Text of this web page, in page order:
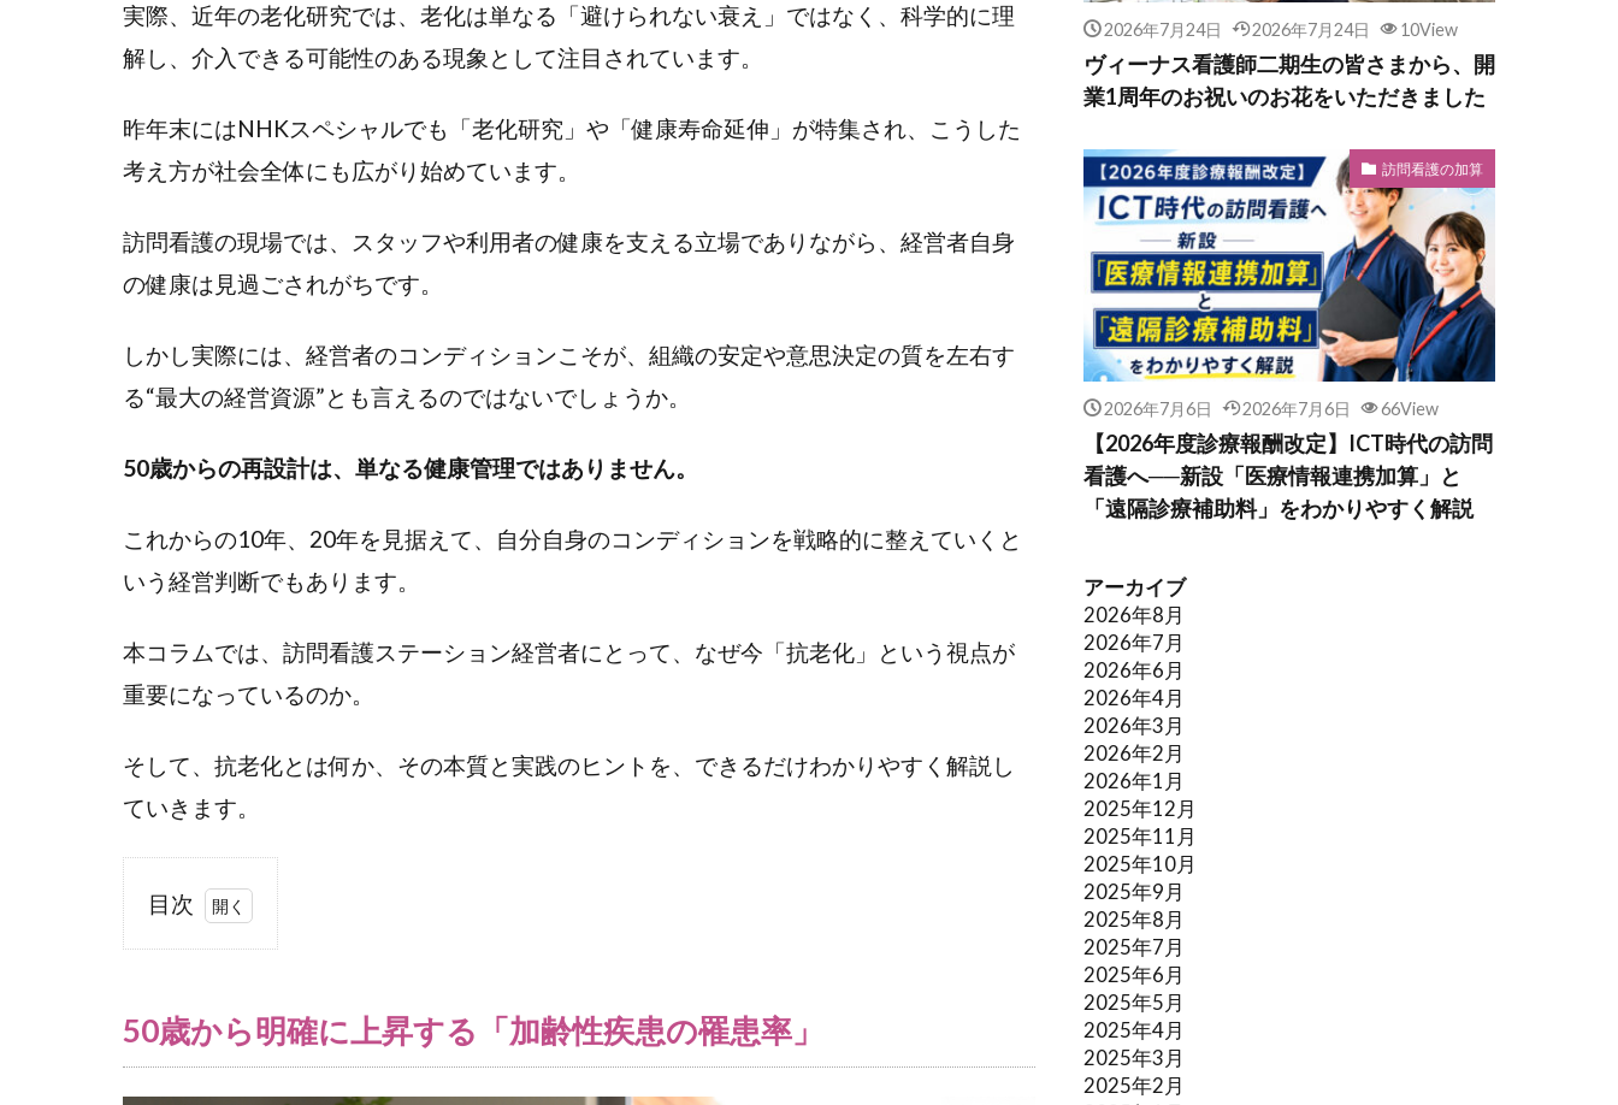
実際、近年の老化研究では、老化は単なる「避けられない衰え」ではなく、科学的に理
解し、介入できる可能性のある現象として注目されています。
昨年末にはNHKスペシャルでも「老化研究」や「健康寿命延伸」が特集され、こうした
考え方が社会全体にも広がり始めています。
訪問看護の現場では、スタッフや利用者の健康を支える立場でありながら、経営者自身
の健康は見過ごされがちです。
しかし実際には、経営者のコンディションこそが、組織の安定や意思決定の質を左右す
る“最大の経営資源”とも言えるのではないでしょうか。
50歳からの再設計は、単なる健康管理ではありません。
これからの10年、20年を見据えて、自分自身のコンディションを戦略的に整えていくと
いう経営判断でもあります。
本コラムでは、訪問看護ステーション経営者にとって、なぜ今「抗老化」という視点が
重要になっているのか。
そして、抗老化とは何か、その本質と実践のヒントを、できるだけわかりやすく解説し
ていきます。
目次
1
ら明
確に
上昇
50歳から明確に上昇する「加齢性疾患の罹患率」
2026年7月24日 2026年7月24日 10View
ヴィーナス看護師二期生の皆さまから、開
業1周年のお祝いのお花をいただきました
訪問看護の加算
2026年7月6日 2026年7月6日 66View
【2026年度診療報酬改定】ICT時代の訪問
看護へ──新設「医療情報連携加算」と
「遠隔診療補助料」をわかりやすく解説
アーカイブ
2026年8月
2026年7月
2026年6月
2026年4月
2026年3月
2026年2月
2026年1月
2025年12月
2025年11月
2025年10月
2025年9月
2025年8月
2025年7月
2025年6月
2025年5月
2025年4月
2025年3月
2025年2月